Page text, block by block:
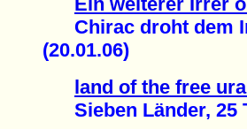
Chirac droht dem
(20.01.06)
land of the free
Sieben Länder, 25